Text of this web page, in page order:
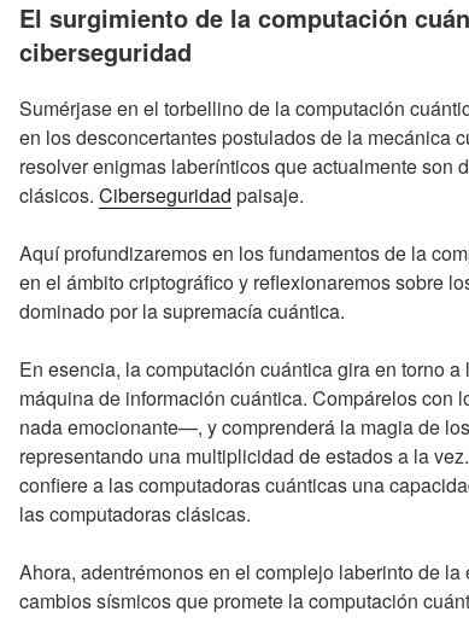
EL
El surgimiento de la computación
ciberseguridad
Sumérjase en el torbellino de la computación
en los desconcertantes postulados de la mecánica
resolver enigmas laberínticos que actualmente son
clásicos. Ciberseguridad paisaje.
Aquí profundizaremos en los fundamentos de la
en el ámbito criptográfico y reflexionaremos sobre
dominado por la supremacía cuántica.
En esencia, la computación cuántica gira en torno
máquina de información cuántica. Compárelos
nada emocionante—, y comprenderá la magia de
representando una multiplicidad de estados a la
confiere a las computadoras cuánticas una
las computadoras clásicas.
Ahora, adentrémonos en el complejo laberinto de
cambios sísmicos que promete la computación